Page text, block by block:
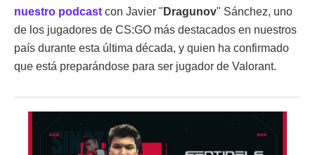
nuestro podcast con Javier " Dragunov" Sánchez, uno
de los jugadores de CS:GO más destacados en nuestros
país durante esta última década, y quien ha confirmado
que está preparándose para ser jugador de Valorant.